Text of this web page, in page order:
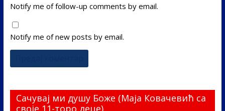
Notify me of follow-up comments by email.
Notify me of new posts by email.
Сачувај ми душу Боже (Маја Ковачевић са
своје 11-торо деце)